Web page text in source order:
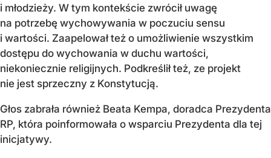
i młodzieży. W tym kontekście zwrócił uwagę
na potrzebę wychowywania w poczuciu sensu
i wartości. Zaapelował też o umożliwienie wszystkim
dostępu do wychowania w duchu wartości,
niekoniecznie religijnych. Podkreślił też, ze projekt
nie jest sprzeczny z Konstytucją.
Głos zabrała również Beata Kempa, doradca Prezydenta
RP, która poinformowała o wsparciu Prezydenta dla tej
inicjatywy.